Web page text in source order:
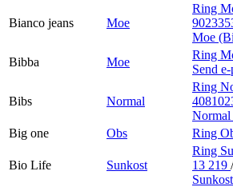
Bianco jeans Moe
Ring
Moe
Bibba
Moe
Ring
Send
Bibs Normal
Ring
Big one
Obs Ring
Bio Life Sunkost
Ring
13 219